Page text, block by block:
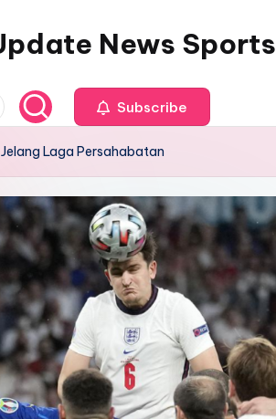
News Sports
Subscribe
Laga Persahabatan